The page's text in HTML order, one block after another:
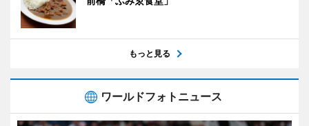
もっと見る
ワールドフォトニュース